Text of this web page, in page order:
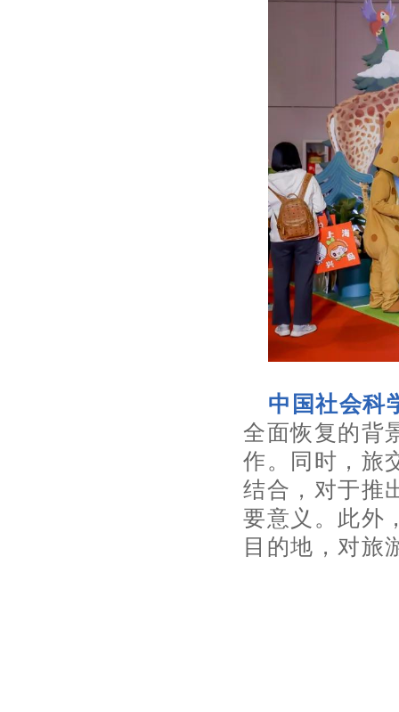
中国社会科
全面恢复的背
作。同时，旅
结合，对于推
要意义。此外
目的地，对旅